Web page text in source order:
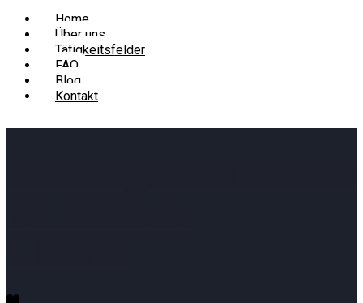
Home
Über uns
Tätigkeitsfelder
FAQ
Blog
Kontakt